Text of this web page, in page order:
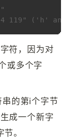
119" ('h' and
符，因为对
或多个字
的第i个字节
成一个新字
。